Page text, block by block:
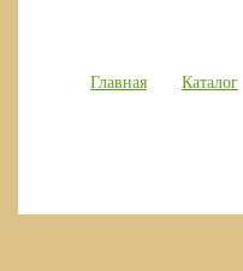
Главная Каталог